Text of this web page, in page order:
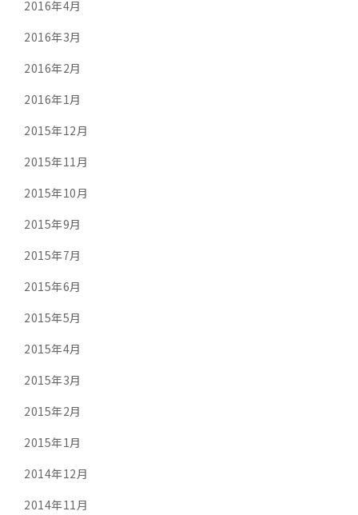
2016年4月
2016年3月
2016年2月
2016年1月
2015年12月
2015年11月
2015年10月
2015年9月
2015年7月
2015年6月
2015年5月
2015年4月
2015年3月
2015年2月
2015年1月
2014年12月
2014年11月